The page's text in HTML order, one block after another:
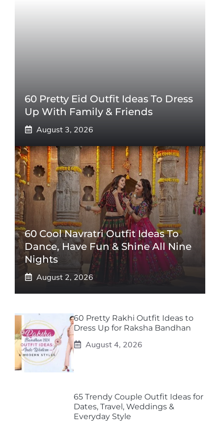
60 Pretty Eid Outfit Ideas To Dress
Up With Family & Friends
August 3, 2026
60 Cool Navratri Outfit Ideas To
Dance, Have Fun & Shine All Nine
Nights
August 2, 2026
60 Pretty Rakhi Outfit Ideas to
Dress Up for Raksha Bandhan
August 4, 2026
65 Trendy Couple Outfit Ideas for
Dates, Travel, Weddings &
Everyday Style